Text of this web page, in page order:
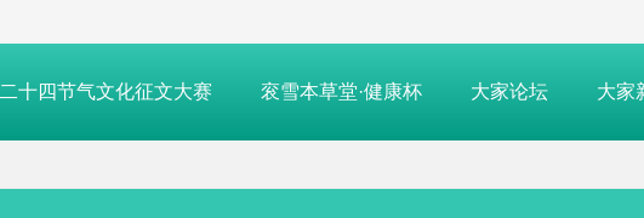
二十四节气文化征文大赛 衮雪本草堂·健康杯 大家论坛 大家